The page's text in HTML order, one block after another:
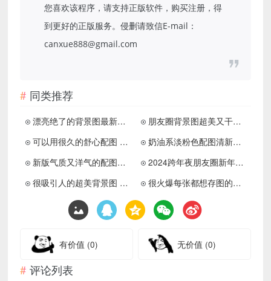
您喜欢该程序，请支持正版软件，购买注册，得
到更好的正版服务。侵删请致信E-mail：
canxue888@gmail.com
同类推荐
漂亮绝了的背景图最新高清 用一二三分甜冲淡生活六七八分苦
朋友圈背景图超美又干净又大气 生活的可爱到生活里爱
可以用很久的舒心配图 心情舒畅的优质素材合集
奶油系淡粉色配图清新又温柔 喜欢简单的事干净的东西清楚的感觉
新版气质又洋气的配图合集 朋友圈背景图该换新啦
2024跨年夜朋友圈新年配图温暖 那就一起迈向2024年吧
很吸引人的超美背景图 超喜欢的朋友圈背景图又增加啦
很火爆每张都想存图的背景图 行动是必需品思辨是奢侈品
有价值 (0) 无价值 (0)
评论列表